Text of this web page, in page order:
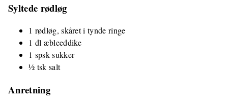
Syltede rødløg
1 rødløg, skåret i tynde ringe
1 dl æbleeddike
1 spsk sukker
½ tsk salt
Anretning